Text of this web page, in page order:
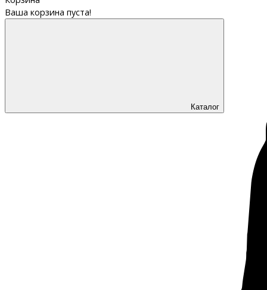
Ваша корзина пуста!
Каталог